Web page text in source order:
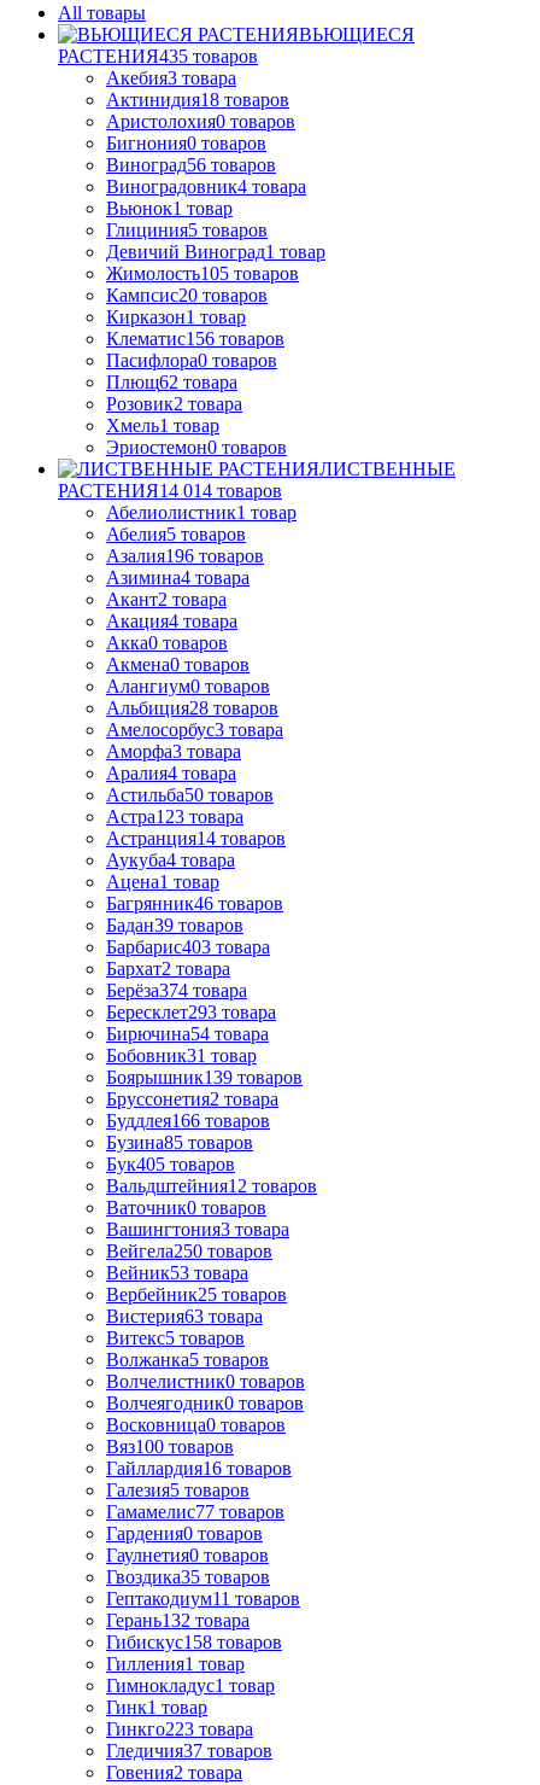
All товары
ВЬЮЩИЕСЯ
РАСТЕНИЯ435 товаров
Акебия3 товара
Актинидия18 товаров
Аристолохия0 товаров
Бигнония0 товаров
Виноград56 товаров
Виноградовник4 товара
Вьюнок1 товар
Глициния5 товаров
Девичий Виноград1 товар
Жимолость105 товаров
Кампсис20 товаров
Кирказон1 товар
Клематис156 товаров
Пасифлора0 товаров
Плющ62 товара
Розовик2 товара
Хмель1 товар
Эриостемон0 товаров
ЛИСТВЕННЫЕ
РАСТЕНИЯ14 014 товаров
Абелиолистник1 товар
Абелия5 товаров
Азалия196 товаров
Азимина4 товара
Акант2 товара
Акация4 товара
Акка0 товаров
Акмена0 товаров
Алангиум0 товаров
Альбиция28 товаров
Амелосорбус3 товара
Аморфа3 товара
Аралия4 товара
Астильба50 товаров
Астра123 товара
Астранция14 товаров
Аукуба4 товара
Ацена1 товар
Багрянник46 товаров
Бадан39 товаров
Барбарис403 товара
Бархат2 товара
Берёза374 товара
Бересклет293 товара
Бирючина54 товара
Бобовник31 товар
Боярышник139 товаров
Бруссонетия2 товара
Буддлея166 товаров
Бузина85 товаров
Бук405 товаров
Вальдштейния12 товаров
Ваточник0 товаров
Вашингтония3 товара
Вейгела250 товаров
Вейник53 товара
Вербейник25 товаров
Вистерия63 товара
Витекс5 товаров
Волжанка5 товаров
Волчелистник0 товаров
Волчеягодник0 товаров
Восковница0 товаров
Вяз100 товаров
Гайллардия16 товаров
Галезия5 товаров
Гамамелис77 товаров
Гардения0 товаров
Гаулнетия0 товаров
Гвоздика35 товаров
Гептакодиум11 товаров
Герань132 товара
Гибискус158 товаров
Гилления1 товар
Гимнокладус1 товар
Гинк1 товар
Гинкго223 товара
Гледичия37 товаров
Говения2 товара